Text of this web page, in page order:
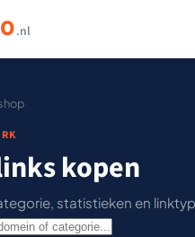
.nl
kopen
statistieken en